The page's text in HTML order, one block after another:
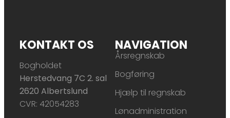
NAVIGATION
Årsregnskab
Bogføring
Hjælp til regnskab
Lønadministration
KONTAKT OS
Bogholdet
Herstedvang 7C 2. sal
2620 Albertslund
CVR: 42054283